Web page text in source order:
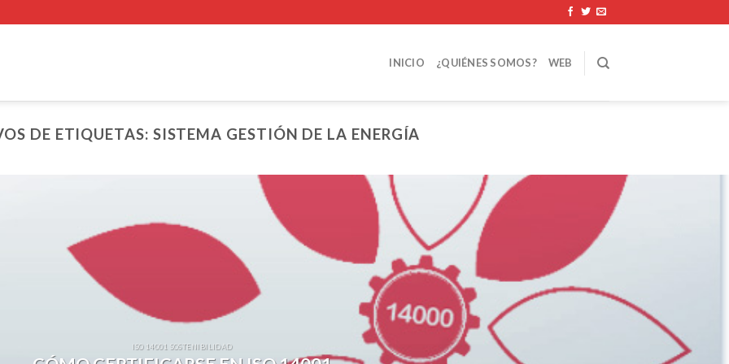
INICIO ¿QUIÉNES SOMOS? WEB
DE ETIQUETAS: SISTEMA GESTIÓN DE LA ENERGÍA
ISO 14001 SOSTENIBILIDAD